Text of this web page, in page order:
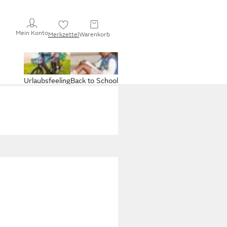
Mein KontoMerkzettelWarenkorb
Back to School
Urlaubsfeeling